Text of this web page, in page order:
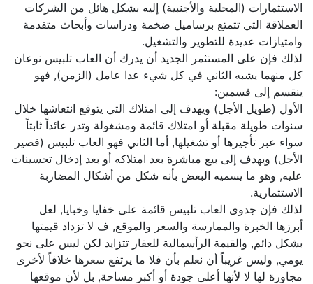
الاستثمارات (المحلية والأجنبية) إليه بشكل هائل من الشركات
العملاقة التي تتمتع برساميل ضخمة ودراسات وأبحاث متقدمة
وامتيازات عديدة للتطوير والتشغيل.
لذلك فإن على المستثمر الجديد أن يدرك أن العاب تلبيس نوعان
كل منهما يشبه الثاني في كل شيء عدا عامل (الزمن), فهو
ينقسم إلى قسمين:
الأول (طويل الأجل) ويهدف إلى امتلاك التي يتوقع انتعاشها خلال
سنوات طويلة مقبلة أو امتلاك قائمة ومشغولة وتدر عائداً ثابتاً
سواء عبر تأجيرها أو تشغيلها, أما الثاني فهو العاب تلبيس (قصير
الأجل) ويهدف إلى بيع مباشرة بعد امتلاكه أو بعد إدخال تحسينات
عليه, وهو ما يسميه البعض بأنه شكل من أشكال المضاربة
الاستثمارية.
لذلك فإن جدوى العاب تلبيس قائمة على خفايا وخبايا, لعل
أبرزها الخبرة والممارسة والسعر والموقع, ف لا تزداد قيمتها
بشكل دائم, والقيمة الرأسمالية للعقار تتزايد لكن ليس على نحو
يومي, وليس غريباً أن نعلم بأن فلا ما يرتفع سعرها خلافاً لأخرى
مجاورة لها لا لأنها أعلى جودة أو أكبر مساحة, بل لأن موقعها